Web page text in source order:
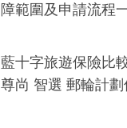
障範圍及申請流程
藍十字旅遊保險比
尊尚 智選 郵輪計